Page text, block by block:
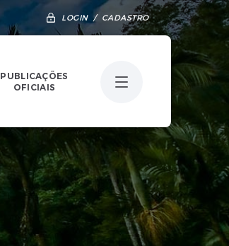
LOGIN / CADASTRO
PUBLICAÇÕES
OFICIAIS